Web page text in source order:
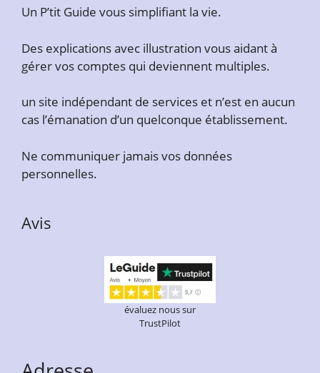
Un P’tit Guide vous simplifiant la vie.
Des explications avec illustration vous aidant à
gérer vos comptes qui deviennent multiples.
un site indépendant de services et n’est en aucun
cas l’émanation d’un quelconque établissement.
Ne communiquer jamais vos données
personnelles.
Avis
évaluez nous sur
TrustPilot